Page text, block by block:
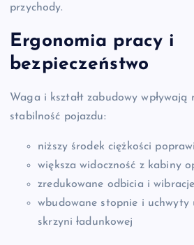
przychody.
Ergonomia pracy i
bezpieczeństwo
Waga i kształt zabudowy wpływają
stabilność pojazdu:
niższy środek ciężkości
większa widoczność z kabiny
zredukowane odbicia i
wbudowane stopnie i uchwyty
skrzyni ładunkowej